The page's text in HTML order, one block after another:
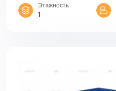
Этажность
1